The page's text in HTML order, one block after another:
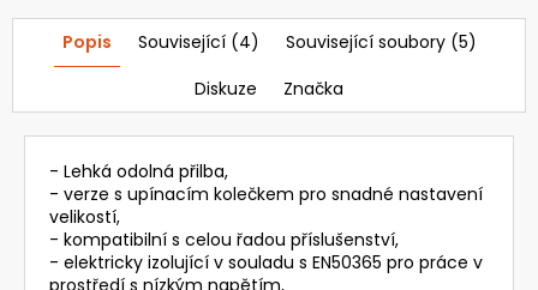
Popis Související (4)
Související soubory (5)
Diskuze
Značka
- Lehká odolná přilba,
- verze s upínacím kolečkem pro snadné nastavení
velikostí,
- kompatibilní s celou řadou příslušenství,
- elektricky izolující v souladu s EN50365 pro práce v
prostředí s nízkým napětím,
Původně:
041,57